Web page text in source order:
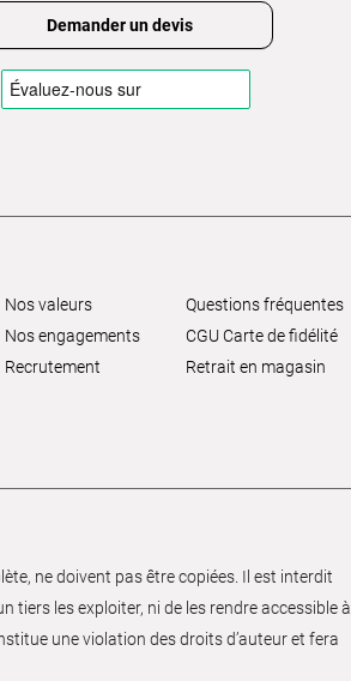
Demander un devis
Nos valeurs
Nos engagements
Recrutement
Questions fréquentes
CGU Carte de fidélité
Retrait en magasin
ne doivent pas être copiées. Il est interdit
tiers les exploiter, ni de les rendre accessible à
une violation des droits d’auteur et fera